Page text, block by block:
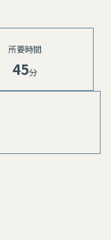
所要時間
45分